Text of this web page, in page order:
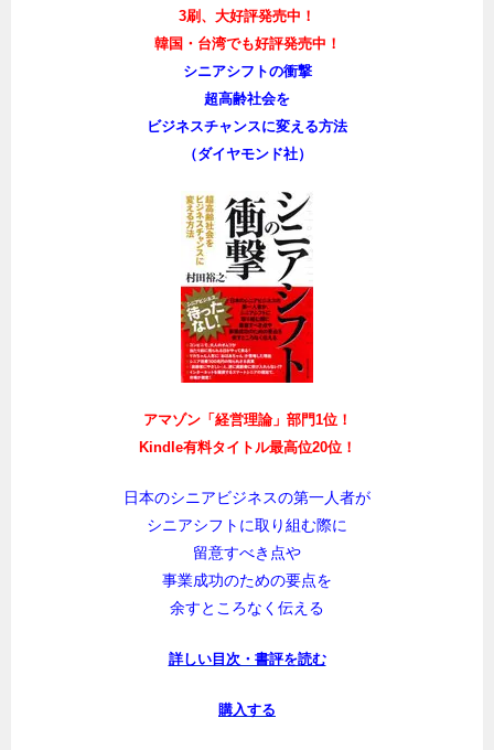
3刷、大好評発売中！
韓国・台湾でも好評発売中！
シニアシフトの衝撃
超高齢社会を
ビジネスチャンスに変える方法
（ダイヤモンド社）
アマゾン「経営理論」部門1位！
Kindle有料タイトル最高位20位！
日本のシニアビジネスの第一人者が
シニアシフトに取り組む際に
留意すべき点や
事業成功のための要点を
余すところなく伝える
詳しい目次・書評を読む
購入する